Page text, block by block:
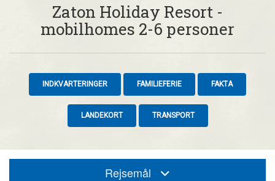
Zaton Holiday Resort -
mobilhomes 2-6 personer
INDKVARTERINGER FAMILIEFERIE FAKTA
LANDEKORT TRANSPORT
Rejsemål